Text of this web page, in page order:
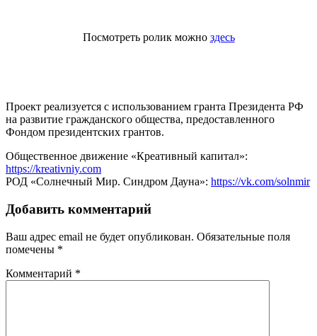
Посмотреть ролик можно здесь
Проект реализуется с использованием гранта Президента РФ
на развитие гражданского общества, предоставленного
Фондом президентских грантов.
Общественное движение «Креативный капитал»:
https://kreativniy.com
РОД «Солнечный Мир. Синдром Дауна»: https://vk.com/solnmir
Добавить комментарий
Ваш адрес email не будет опубликован. Обязательные поля
помечены *
Комментарий *